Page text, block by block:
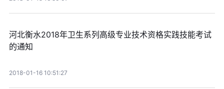
河北衡水2018年卫生系列高级专业技术资格实践技能考试
的通知
2018-01-16 10:51:27